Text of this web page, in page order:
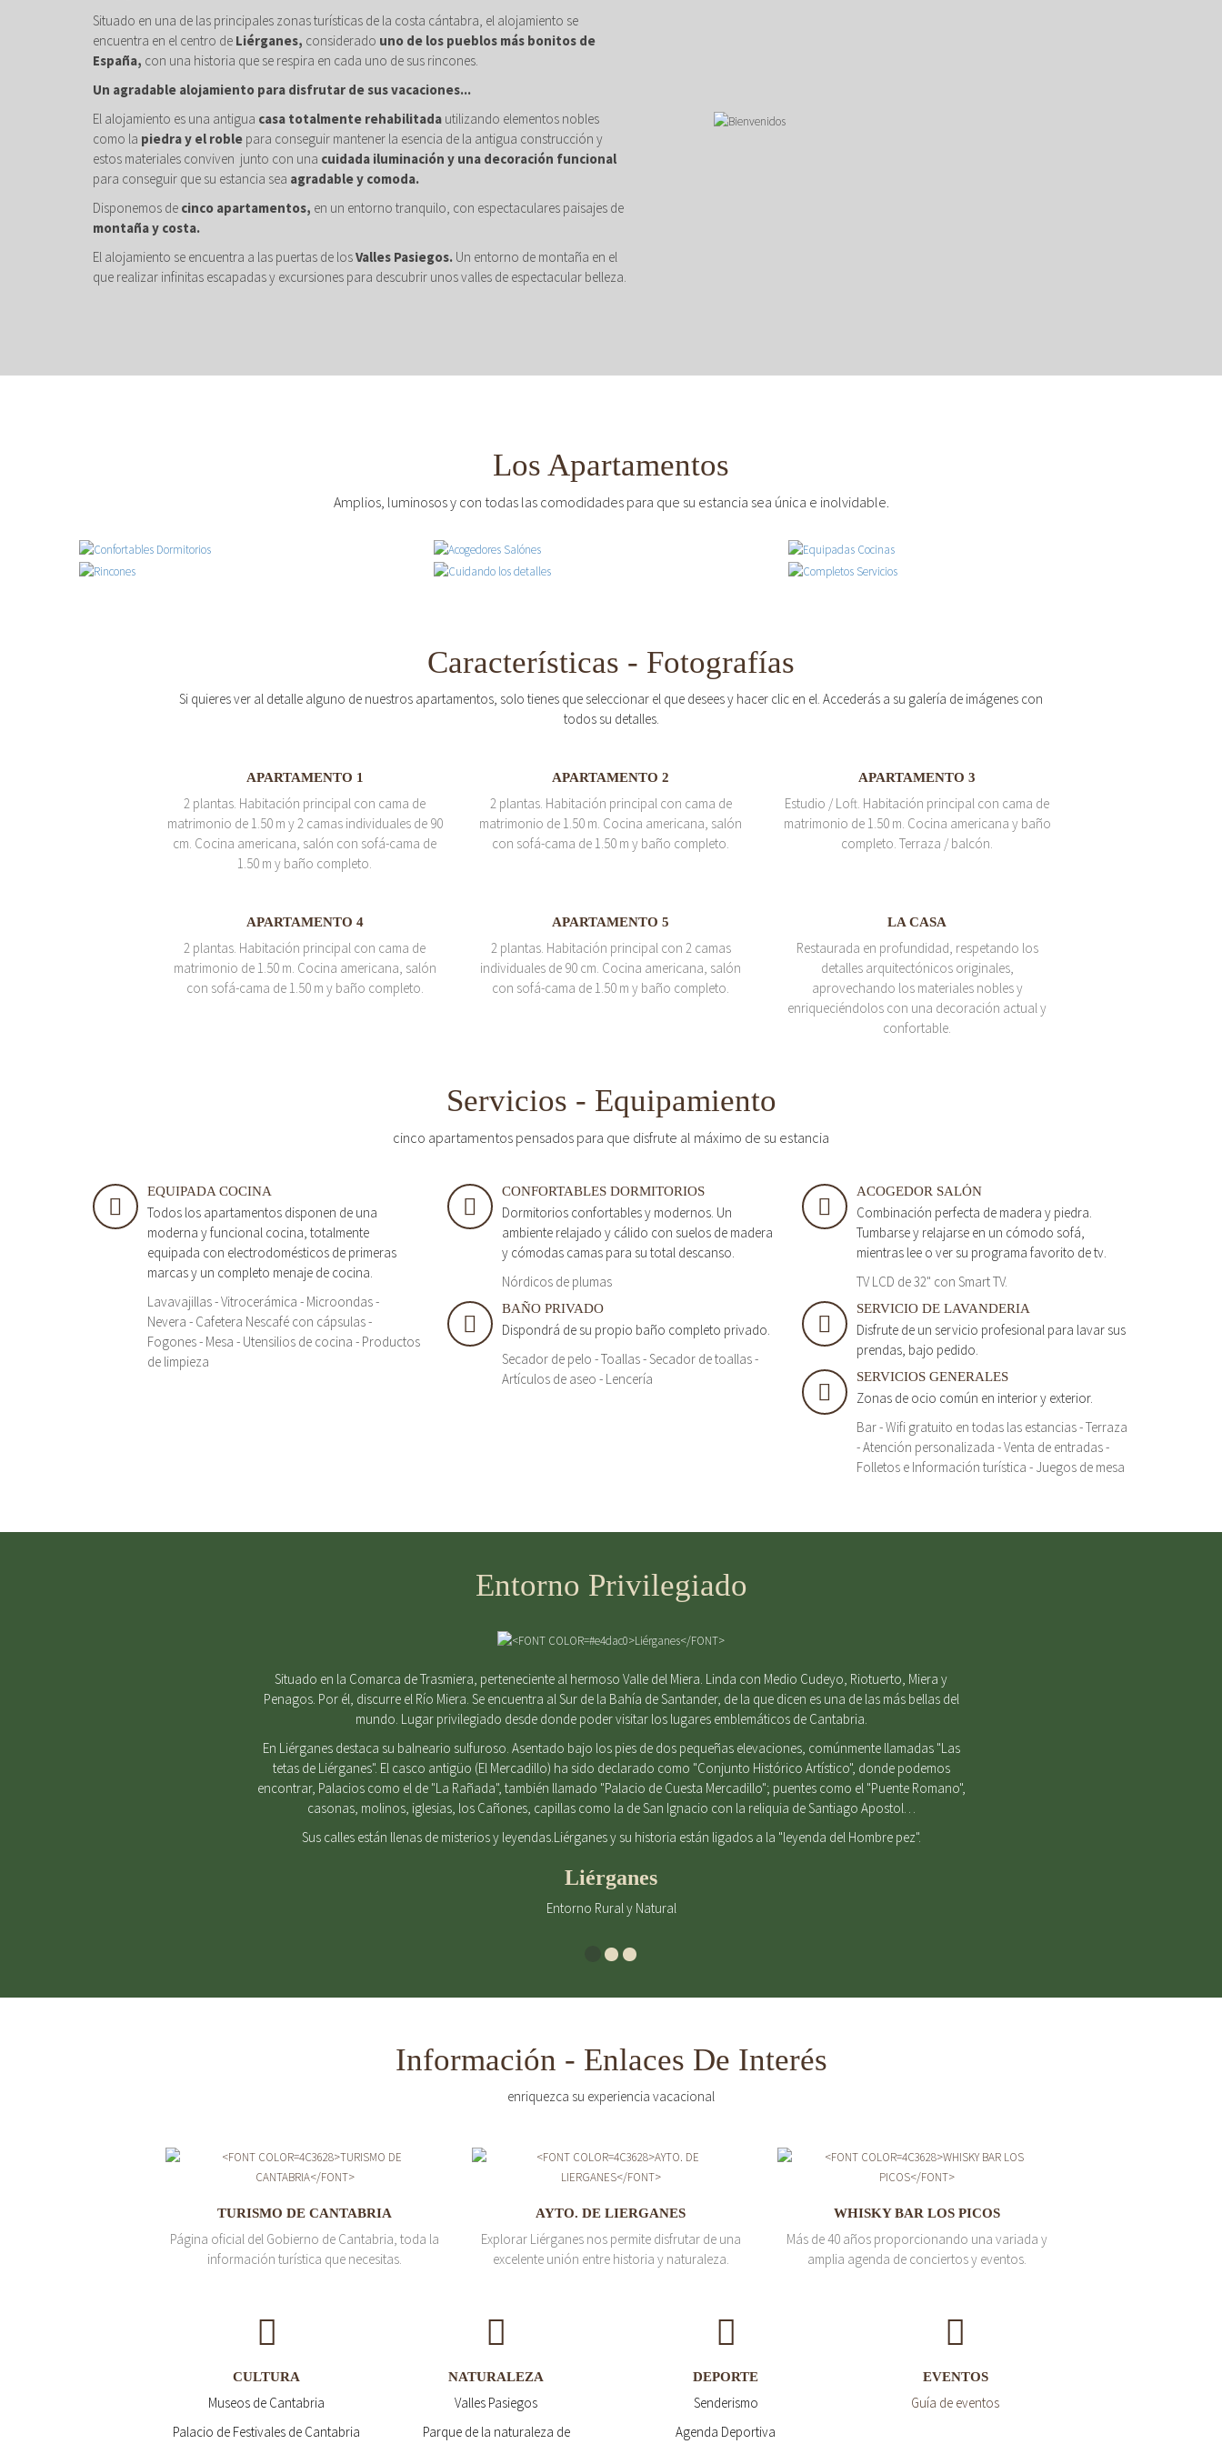
Situado en una de las principales zonas turísticas de la costa cántabra, el alojamiento se
encuentra en el centro de Liérganes, considerado uno de los pueblos más bonitos de
España, con una historia que se respira en cada uno de sus rincones.
Un agradable alojamiento para disfrutar de sus vacaciones...
El alojamiento es una antigua casa totalmente rehabilitada utilizando elementos nobles
como la piedra y el roble para conseguir mantener la esencia de la antigua construcción y
estos materiales conviven junto con una cuidada iluminación y una decoración funcional
para conseguir que su estancia sea agradable y comoda.
Disponemos de cinco apartamentos, en un entorno tranquilo, con espectaculares paisajes de
montaña y costa.
El alojamiento se encuentra a las puertas de losValles Pasiegos. Un entorno de montaña en el
que realizar infinitas escapadas y excursiones para descubrir unos valles de espectacular belleza.
Los Apartamentos
Amplios, luminosos y con todas las comodidades para que su estancia sea única e inolvidable.
Características - Fotografías
Si quieres ver al detalle alguno de nuestros apartamentos, solo tienes que seleccionar el que desees y hacer clic en el. Accederás a su galería de imágenes con
todos su detalles.
APARTAMENTO 1
2 plantas. Habitación principal con cama de
matrimonio de 1.50 m y 2 camas individuales de 90
cm. Cocina americana, salón con sofá-cama de
1.50 m y baño completo.
APARTAMENTO 2
2 plantas. Habitación principal con cama de
matrimonio de 1.50 m. Cocina americana, salón
con sofá-cama de 1.50 m y baño completo.
APARTAMENTO 3
Estudio / Loft. Habitación principal con cama de
matrimonio de 1.50 m. Cocina americana y baño
completo. Terraza / balcón.
APARTAMENTO 4
2 plantas. Habitación principal con cama de
matrimonio de 1.50 m. Cocina americana, salón
con sofá-cama de 1.50 m y baño completo.
APARTAMENTO 5
2 plantas. Habitación principal con 2 camas
individuales de 90 cm. Cocina americana, salón
con sofá-cama de 1.50 m y baño completo.
LA CASA
Restaurada en profundidad, respetando los
detalles arquitectónicos originales,
aprovechando los materiales nobles y
enriqueciéndolos con una decoración actual y
confortable.
Servicios - Equipamiento
cinco apartamentos pensados para que disfrute al máximo de su estancia
EQUIPADA COCINA
Todos los apartamentos disponen de una
moderna y funcional cocina, totalmente
equipada con electrodomésticos de primeras
marcas y un completo menaje de cocina.
Lavavajillas - Vitrocerámica - Microondas -
Nevera - Cafetera Nescafé con cápsulas -
Fogones - Mesa - Utensilios de cocina - Productos
de limpieza
CONFORTABLES DORMITORIOS
Dormitorios confortables y modernos. Un
ambiente relajado y cálido con suelos de madera
y cómodas camas para su total descanso.
Nórdicos de plumas
ACOGEDOR SALÓN
Combinación perfecta de madera y piedra.
Tumbarse y relajarse en un cómodo sofá,
mientras lee o ver su programa favorito de tv.
TV LCD de 32" con Smart TV.
BAÑO PRIVADO
Dispondrá de su propio baño completo privado.
Secador de pelo - Toallas - Secador de toallas -
Artículos de aseo - Lencería
SERVICIO DE LAVANDERIA
Disfrute de un servicio profesional para lavar sus
prendas, bajo pedido.
SERVICIOS GENERALES
Zonas de ocio común en interior y exterior.
Bar - Wifi gratuito en todas las estancias - Terraza
- Atención personalizada - Venta de entradas -
Folletos e Información turística - Juegos de mesa
Entorno Privilegiado
Situado en la Comarca de Trasmiera, perteneciente al hermoso Valle del Miera. Linda con Medio Cudeyo, Riotuerto, Miera y
Penagos. Por él, discurre el Río Miera. Se encuentra al Sur de la Bahía de Santander, de la que dicen es una de las más bellas del
mundo. Lugar privilegiado desde donde poder visitar los lugares emblemáticos de Cantabria.
En Liérganes destaca su balneario sulfuroso. Asentado bajo los pies de dos pequeñas elevaciones, comúnmente llamadas "Las
tetas de Liérganes". El casco antigüo (El Mercadillo) ha sido declarado como "Conjunto Histórico Artístico", donde podemos
encontrar, Palacios como el de "La Rañada", también llamado "Palacio de Cuesta Mercadillo"; puentes como el "Puente Romano",
casonas, molinos, iglesias, los Cañones, capillas como la de San Ignacio con la reliquia de Santiago Apostol…
Sus calles están llenas de misterios y leyendas.Liérganes y su historia están ligados a la "leyenda del Hombre pez".
Liérganes
Entorno Rural y Natural
Información - Enlaces De Interés
enriquezca su experiencia vacacional
TURISMO DE CANTABRIA
Página oficial del Gobierno de Cantabria, toda la
información turística que necesitas.
AYTO. DE LIERGANES
Explorar Liérganes nos permite disfrutar de una
excelente unión entre historia y naturaleza.
WHISKY BAR LOS PICOS
Más de 40 años proporcionando una variada y
amplia agenda de conciertos y eventos.
CULTURA
Museos de Cantabria
Palacio de Festivales de Cantabria
NATURALEZA
Valles Pasiegos
Parque de la naturaleza de
DEPORTE
Senderismo
Agenda Deportiva
EVENTOS
Guía de eventos